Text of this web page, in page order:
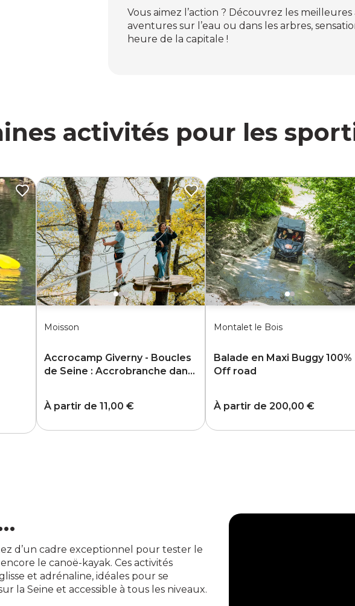
Vous aimez l’action ? Découvrez les
aventures sur l’eau ou dans les arbres,
heure de la capitale !
activités pour les
d’un cadre exceptionnel pour tester le
le canoë-kayak. Ces activités
et adrénaline, idéales pour se
la Seine et accessible à tous les niveaux.